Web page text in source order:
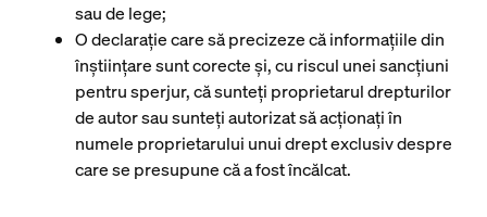
sau de lege;
O declarație care să precizeze că informațiile din
înștiințare sunt corecte și, cu riscul unei sancțiuni
pentru sperjur, că sunteți proprietarul drepturilor
de autor sau sunteți autorizat să acționați în
numele proprietarului unui drept exclusiv despre
care se presupune că a fost încălcat.